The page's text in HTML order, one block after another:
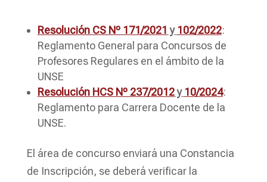
Resolución CS Nº 171/2021 y 102/2022:
Reglamento General para Concursos de
Profesores Regulares en el ámbito de la
UNSE
Resolución HCS Nº 237/2012y 10/2024:
Reglamento para Carrera Docente de la
UNSE.
El área de concurso enviará una Constancia
de Inscripción, se deberá verificar la